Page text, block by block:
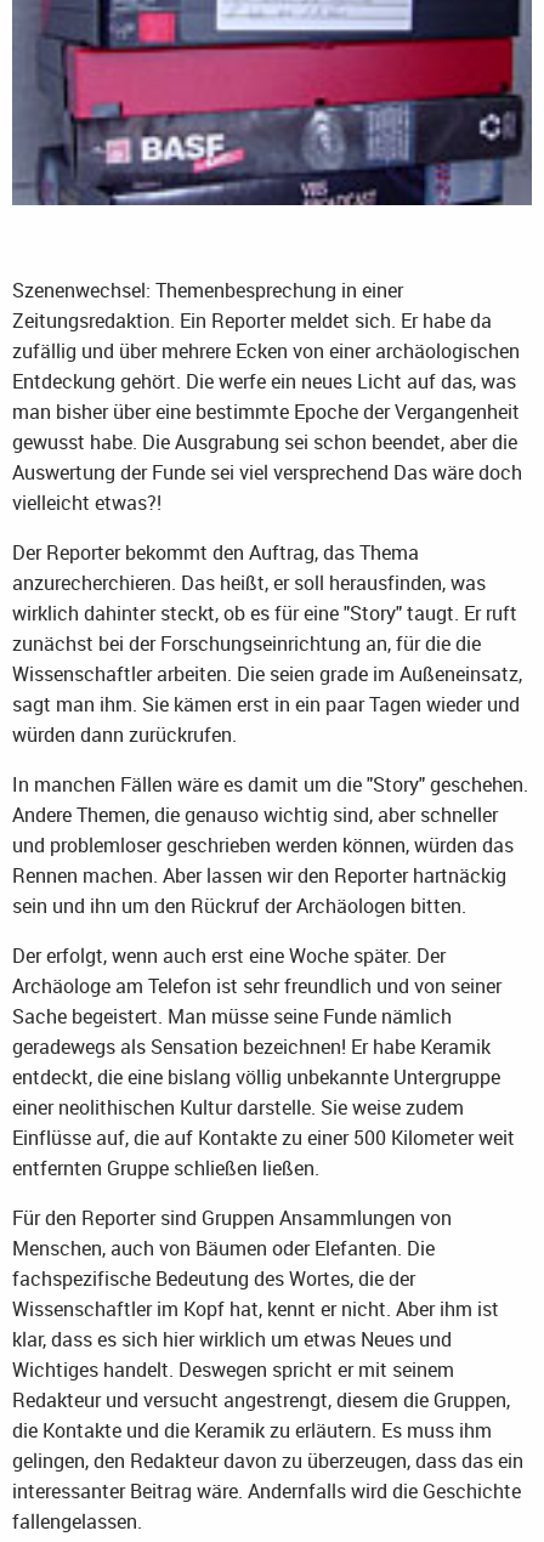
Szenenwechsel: Themenbesprechung in einer
Zeitungsredaktion. Ein Reporter meldet sich. Er habe da
zufällig und über mehrere Ecken von einer archäologischen
Entdeckung gehört. Die werfe ein neues Licht auf das, was
man bisher über eine bestimmte Epoche der Vergangenheit
gewusst habe. Die Ausgrabung sei schon beendet, aber die
Auswertung der Funde sei viel versprechend Das wäre doch
vielleicht etwas?!
Der Reporter bekommt den Auftrag, das Thema
anzurecherchieren. Das heißt, er soll herausfinden, was
wirklich dahinter steckt, ob es für eine "Story" taugt. Er ruft
zunächst bei der Forschungseinrichtung an, für die die
Wissenschaftler arbeiten. Die seien grade im Außeneinsatz,
sagt man ihm. Sie kämen erst in ein paar Tagen wieder und
würden dann zurückrufen.
In manchen Fällen wäre es damit um die "Story" geschehen.
Andere Themen, die genauso wichtig sind, aber schneller
und problemloser geschrieben werden können, würden das
Rennen machen. Aber lassen wir den Reporter hartnäckig
sein und ihn um den Rückruf der Archäologen bitten.
Der erfolgt, wenn auch erst eine Woche später. Der
Archäologe am Telefon ist sehr freundlich und von seiner
Sache begeistert. Man müsse seine Funde nämlich
geradewegs als Sensation bezeichnen! Er habe Keramik
entdeckt, die eine bislang völlig unbekannte Untergruppe
einer neolithischen Kultur darstelle. Sie weise zudem
Einflüsse auf, die auf Kontakte zu einer 500 Kilometer weit
entfernten Gruppe schließen ließen.
Für den Reporter sind Gruppen Ansammlungen von
Menschen, auch von Bäumen oder Elefanten. Die
fachspezifische Bedeutung des Wortes, die der
Wissenschaftler im Kopf hat, kennt er nicht. Aber ihm ist
klar, dass es sich hier wirklich um etwas Neues und
Wichtiges handelt. Deswegen spricht er mit seinem
Redakteur und versucht angestrengt, diesem die Gruppen,
die Kontakte und die Keramik zu erläutern. Es muss ihm
gelingen, den Redakteur davon zu überzeugen, dass das ein
interessanter Beitrag wäre. Andernfalls wird die Geschichte
fallengelassen.